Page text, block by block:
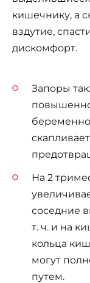
кишечнику, а
вздутие,
дискомфорт.
Запоры
На 2
соседние
т. ч. и на
кольца
могут
путем.